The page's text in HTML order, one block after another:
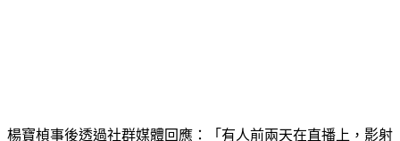
楊寶楨事後透過社群媒體回應：「有人前兩天在直播上，影射